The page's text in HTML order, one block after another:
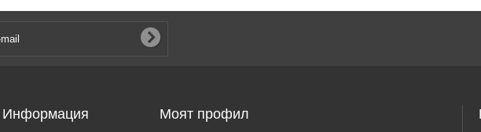
Информация Моят профил